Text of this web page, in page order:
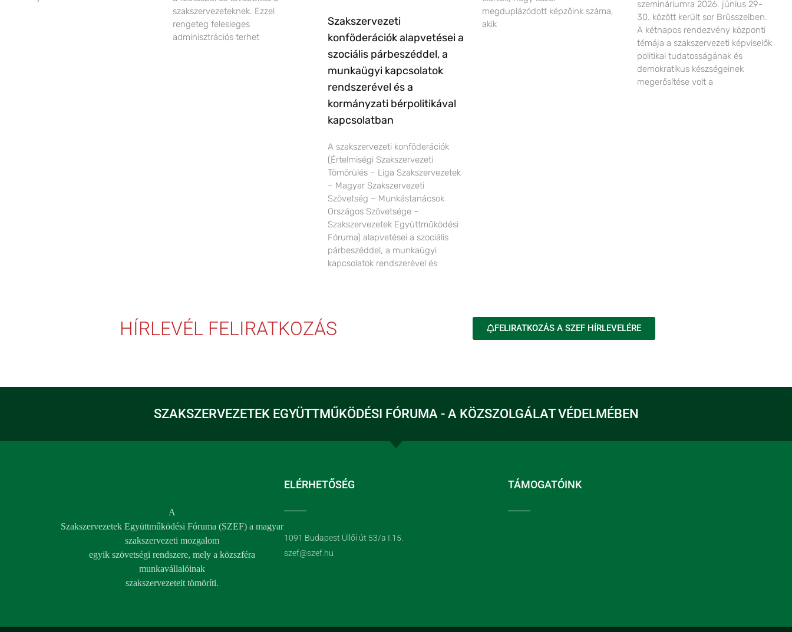
szakszervezeteknek. Ezzel
rengeteg felesleges
adminisztrációs terhet
Szakszervezeti
konföderációk alapvetései a
szociális párbeszéddel, a
munkaügyi kapcsolatok
rendszerével és a
kormányzati bérpolitikával
kapcsolatban
A szakszervezeti konföderációk
(Értelmiségi Szakszervezeti
Tömörülés – Liga Szakszervezetek
– Magyar Szakszervezeti
Szövetség – Munkástanácsok
Országos Szövetsége –
Szakszervezetek Együttműködési
Fóruma) alapvetései a szociális
párbeszéddel, a munkaügyi
kapcsolatok rendszerével és
megduplázódott képzőink száma,
akik
szemináriumra 2026. június 29-
30. között került sor Brüsszelben.
A kétnapos rendezvény központi
témája a szakszervezeti képviselők
politikai tudatosságának és
demokratikus készségeinek
megerősítése volt a
HÍRLEVÉL FELIRATKOZÁS FELIRATKOZÁS A SZEF HÍRLEVELÉRE
SZAKSZERVEZETEK EGYÜTTMŰKÖDÉSI FÓRUMA - A KÖZSZOLGÁLAT VÉDELMÉBEN
A
Szakszervezetek Együttműködési Fóruma (SZEF) a magyar
szakszervezeti mozgalom
egyik szövetségi rendszere, mely a közszféra
munkavállalóinak
szakszervezeteit tömöríti.
ELÉRHETŐSÉG
1091 Budapest Üllői út 53/a I.15.
szef@szef.hu
TÁMOGATÓINK